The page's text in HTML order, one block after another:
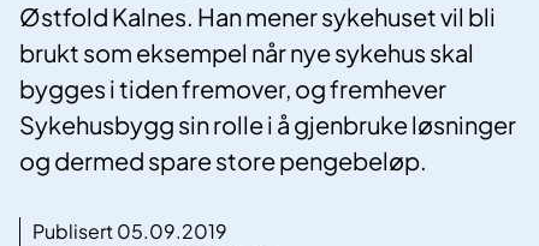
Østfold Kalnes. Han mener sykehuset vil bli
brukt som eksempel når nye sykehus skal
bygges i tiden fremover, og fremhever
Sykehusbygg sin rolle i å gjenbruke løsninger
og dermed spare store pengebeløp.
Publisert 05.09.2019